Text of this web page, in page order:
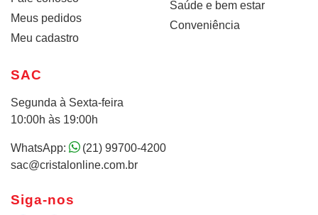
Meus pedidos
Meu cadastro
Saúde e bem estar
Conveniência
SAC
Segunda à Sexta-feira
10:00h às 19:00h
WhatsApp:
(21) 99700-4200
sac@cristalonline.com.br
Siga-nos